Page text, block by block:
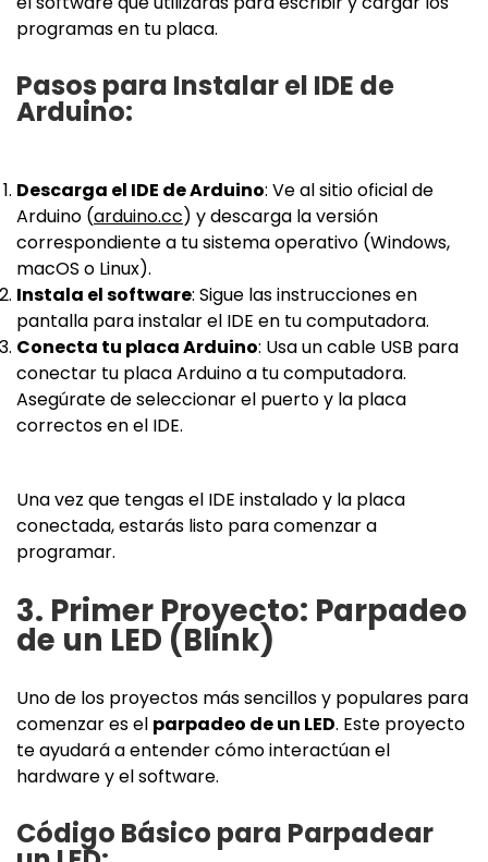
programas en tu placa.
Pasos para Instalar el IDE de
Arduino:
Descarga el IDE de Arduino: Ve al sitio oficial de
Arduino (arduino.cc) y descarga la versión
correspondiente a tu sistema operativo (Windows,
macOS o Linux).
Instala el software: Sigue las instrucciones en
pantalla para instalar el IDE en tu computadora.
Conecta tu placa Arduino: Usa un cable USB para
conectar tu placa Arduino a tu computadora.
Asegúrate de seleccionar el puerto y la placa
correctos en el IDE.
Una vez que tengas el IDE instalado y la placa
conectada, estarás listo para comenzar a
programar.
3. Primer Proyecto: Parpadeo
de un LED (Blink)
Uno de los proyectos más sencillos y populares para
comenzar es el parpadeo de un LED. Este proyecto
te ayudará a entender cómo interactúan el
hardware y el software.
Código Básico para Parpadear